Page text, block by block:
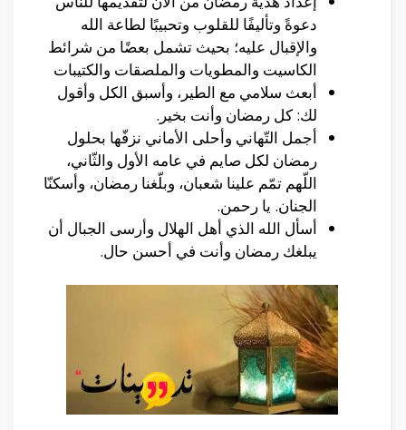
دعوةً وتأليفًا للقلوب وتحبيبًا لطاعة الله
والإقبال عليه؛ بحيث تشمل بعضًا من شرائط
الكاسيت والمطويات والملصقات والكتيبات
أبعث سلامي مع الطير، وأسبق الكل وأقول
لك: كل رمضان وأنت بخير.
أجمل التّهاني وأحلى الأماني نزفّها بحلول
رمضان لكل صايم في عامه الأول والثّاني،
اللّهم تمّم علينا شعبان، وبلّغنا رمضان، وأسكنّا
الجنان. يا رحمن.
أسأل الله الذي أهل الهلال وأرسى الجبال أن
يبلغك رمضان وأنت في أحسن حال.